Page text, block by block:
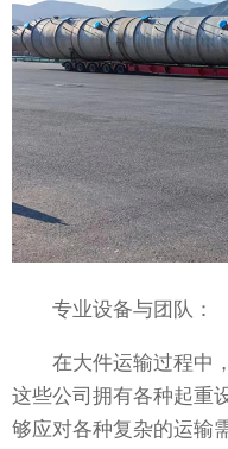
专业设备与团队：
在大件运输过程中，
这些公司拥有各种起重
够应对各种复杂的运输